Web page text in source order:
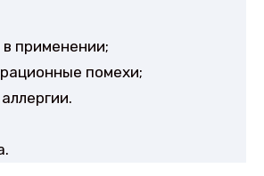
применении;
помехи;